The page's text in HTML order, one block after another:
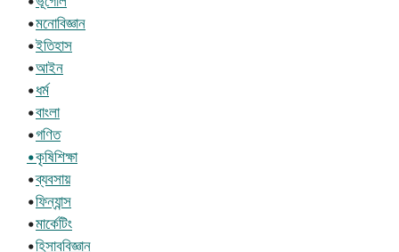
•মনোবিজ্ঞান
•ইতিহাস
•আইন
•ধর্ম
•বাংলা
•গণিত
•কৃষিশিক্ষা
•ব্যবসায়
•ফিন্যান্স
•মার্কেটিং
•হিসাববিজ্ঞান